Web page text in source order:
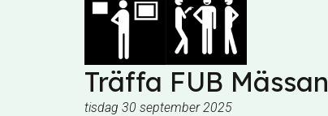
Träffa FUB Mässan
tisdag 30 september 2025